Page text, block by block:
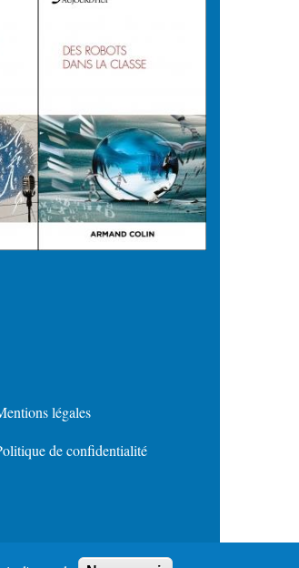
légales
de confidentialité